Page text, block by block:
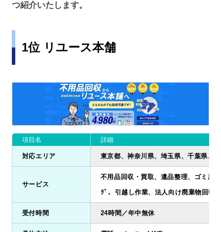
つ紹介いたします。
1位 リユース本舗
項目名 詳細
対応エリア 東京都、神奈川県、埼玉県、千葉県、
サービス
不用品回収・買取、遺品整理、ゴミ屋
ｸﾞ、引越し作業、法人向け廃棄物回収
受付時間 24時間／年中無休